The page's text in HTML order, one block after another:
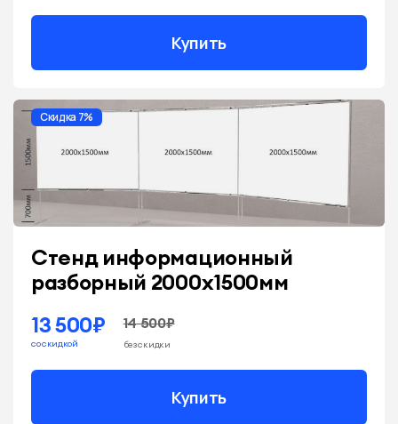
Купить
Скидка 7%
Стенд информационный
разборный 2000х1500мм
13 500₽
со скидкой
14 500₽
без скидки
Купить